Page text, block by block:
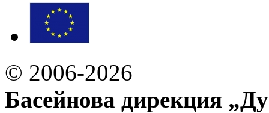
© 2006-2026
Басейнова дирекция